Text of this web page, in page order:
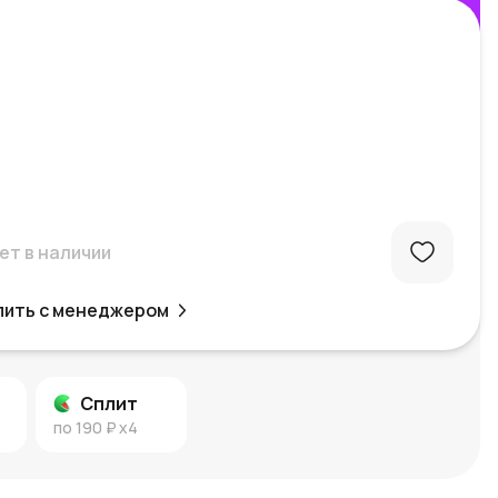
в наличии
с менеджером
Сплит
по 190 ₽x4